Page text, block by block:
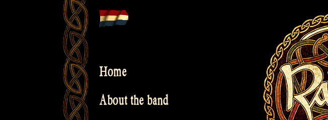
to
Home
About the band